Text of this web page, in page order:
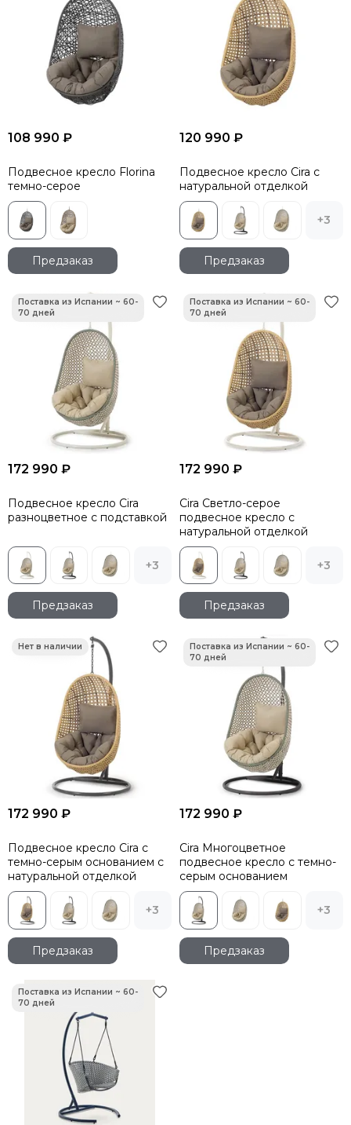
108 990 ₽
Подвесное кресло Florina
темно-серое
Предзаказ
120 990 ₽
Подвесное кресло Cira с
натуральной отделкой
+3
Предзаказ
172 990 ₽
Подвесное кресло Cira
разноцветное с подставкой
+3
Предзаказ
172 990 ₽
Cira Светло-серое
подвесное кресло с
натуральной отделкой
+3
Предзаказ
172 990 ₽
Подвесное кресло Cira с
темно-серым основанием с
натуральной отделкой
+3
Предзаказ
172 990 ₽
Cira Многоцветное
подвесное кресло с темно-
серым основанием
+3
Предзаказ